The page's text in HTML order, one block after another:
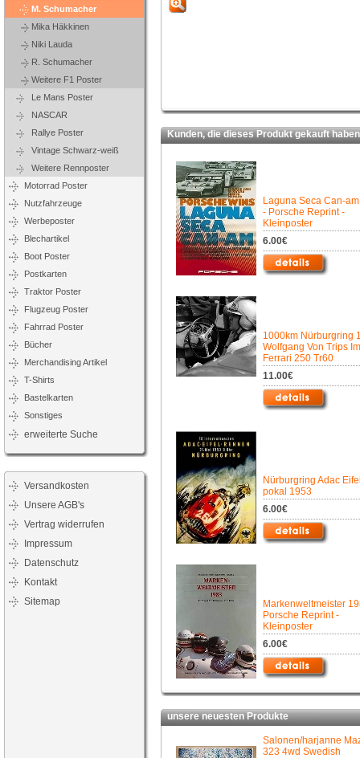
M. Schumacher
Mika Häkkinen
Niki Lauda
R. Schumacher
Weitere F1 Poster
Le Mans Poster
NASCAR
Rallye Poster
Vintage Schwarz-weiß
Weitere Rennposter
Motorrad Poster
Nutzfahrzeuge
Werbeposter
Blechartikel
Boot Poster
Postkarten
Traktor Poster
Flugzeug Poster
Fahrrad Poster
Bücher
Merchandising Artikel
T-Shirts
Bastelkarten
Sonstiges
erweiterte Suche
Versandkosten
Unsere AGB's
Vertrag widerrufen
Impressum
Datenschutz
Kontakt
Sitemap
Kunden, die dieses Produkt gekauft
Laguna Seca Can-
- Porsche Reprint -
Kleinposter
6.00€
1000km Nürburgring
Wolfgang Von Trips Im
Ferrari 250 Tr60
11.00€
Nürburgring Adac
pokal 1953
6.00€
Markenweltmeister
Porsche Reprint -
Kleinposter
6.00€
unsere neuesten Produkte
Salonen/harjanne
323 4wd Swedish